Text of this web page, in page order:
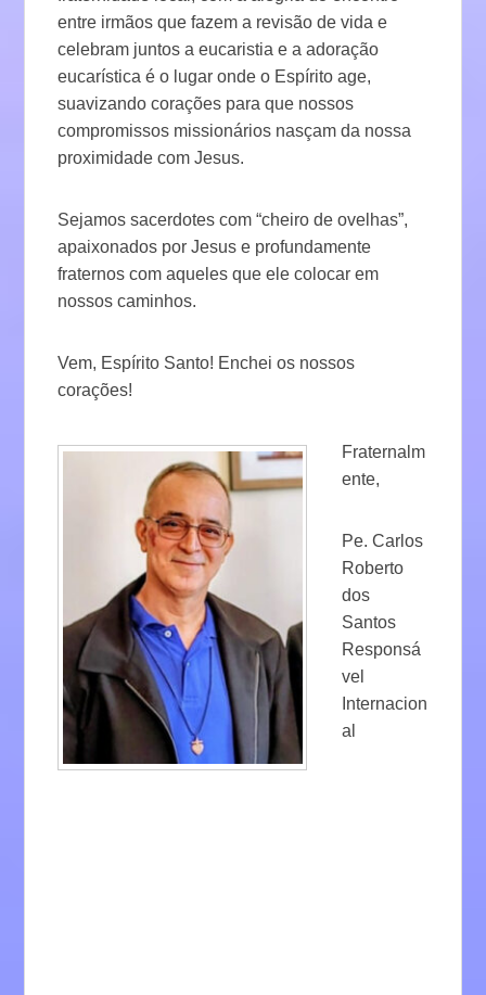
entre irmãos que fazem a revisão de vida e
celebram juntos a eucaristia e a adoração
eucarística é o lugar onde o Espírito age,
suavizando corações para que nossos
compromissos missionários nasçam da nossa
proximidade com Jesus.
Sejamos sacerdotes com “cheiro de ovelhas”,
apaixonados por Jesus e profundamente
fraternos com aqueles que ele colocar em
nossos caminhos.
Vem, Espírito Santo! Enchei os nossos
corações!
Fraternalm
ente,
Pe. Carlos
Roberto
dos
Santos
Responsá
vel
Internacion
al